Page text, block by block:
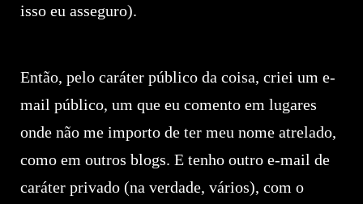
isso eu asseguro).
Então, pelo caráter público da coisa, criei um e-
mail público, um que eu comento em lugares
onde não me importo de ter meu nome atrelado,
como em outros blogs. E tenho outro e-mail de
caráter privado (na verdade, vários), com o